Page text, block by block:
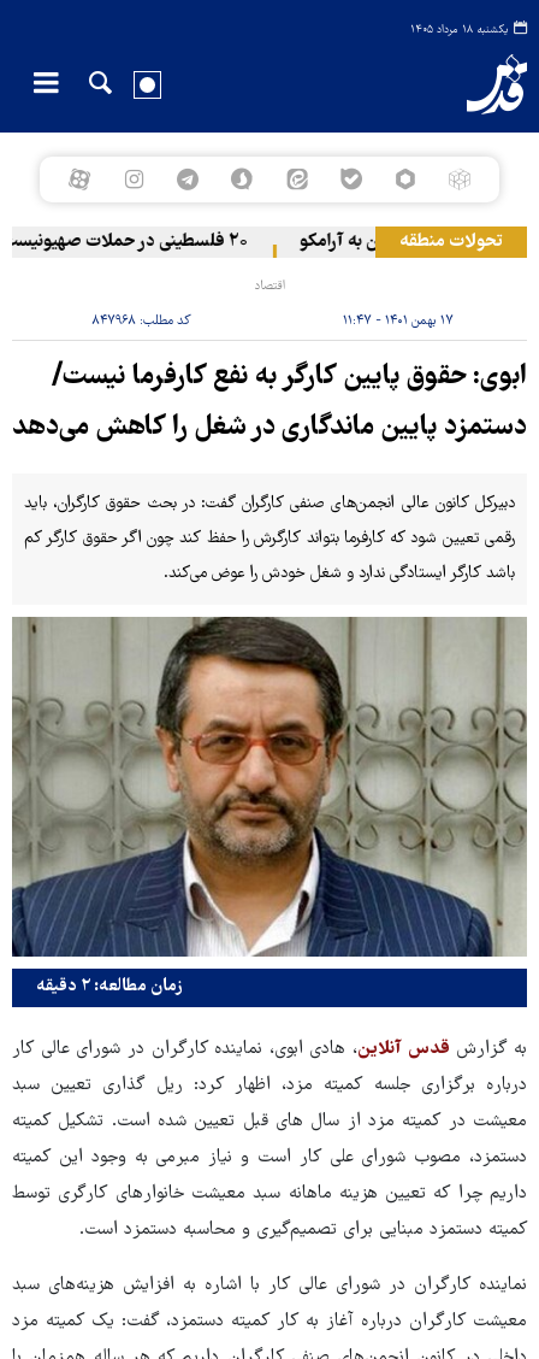
یکشنبه ۱۸ مرداد ۱۴۰۵
تحولات منطقه
حمله یمن به آرامکو
اقتصاد
۱۷ بهمن ۱۴۰۱ - ۱۱:۴۷ کد مطلب:۸۴۷۹۶۸
ابوی: حقوق پایین کارگر به نفع کارفرما نیست/
دستمزد پایین ماندگاری در شغل را کاهش می‌دهد
دبیرکل کانون عالی انجمن‌های صنفی کارگران گفت: در بحث حقوق کارگران، باید
رقمی تعیین شود که کارفرما بتواند کارگرش را حفظ کند چون اگر حقوق کارگر کم
باشد کارگر ایستادگی ندارد و شغل خودش را عوض می‌کند.
زمان مطالعه: ۲ دقیقه
به گزارش قدس آنلاین، هادی ابوی، نماینده کارگران در شورای عالی کار
درباره برگزاری جلسه کمیته مزد، اظهار کرد: ریل گذاری تعیین سبد
معیشت در کمیته مزد از سال های قبل تعیین شده است. تشکیل کمیته
دستمزد، مصوب شورای علی کار است و نیاز مبرمی به وجود این کمیته
داریم چرا که تعیین هزینه ماهانه سبد معیشت خانوارهای کارگری توسط
کمیته دستمزد مبنایی برای تصمیم‌گیری و محاسبه دستمزد است.
نماینده کارگران در شورای عالی کار با اشاره به افزایش هزینه‌های سبد
معیشت کارگران درباره آغاز به کار کمیته دستمزد، گفت: یک کمیته مزد